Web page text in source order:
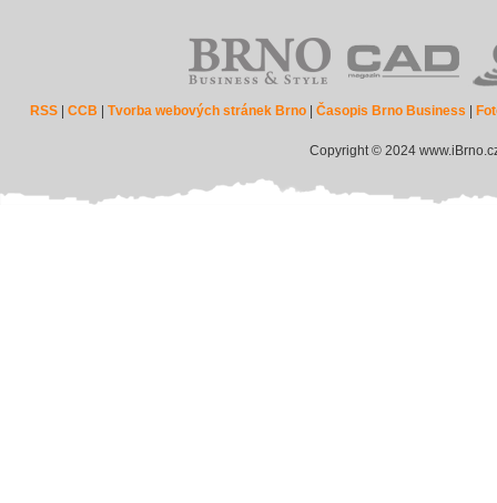
RSS |CCB |Tvorba webových stránek Brno |Časopis Brno Business
Copyright © 2024